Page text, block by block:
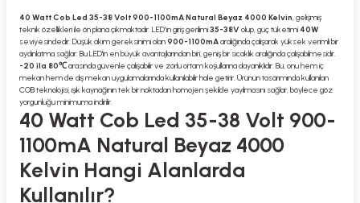
40 Watt Cob Led 35-38 Volt 900-1100mA Natural Beyaz 4000 Kelvin, gelişmiş
teknik özellikleri ile ön plana çıkmaktadır. LED’in giriş gerilimi35-38V olup, güç tüketimi40W
seviyesindedir. Düşük akım gereksinimi olan900-1100mAaralığında çalışarak yüksek verimli bir
aydınlatma sağlar. Bu LED'in en büyük avantajlarından biri, geniş bir sıcaklık aralığında çalışabilmesidir.
-20 ila 80℃arasında güvenle çalışabilir ve zorlu ortam koşullarına dayanıklıdır. Bu, onu hem iç
mekan hem de dış mekan uygulamalarında kullanılabilir hale getirir. Ürünün tasarımında kullanılan
COB teknolojisi, ışık kaynağının tek bir noktadan homojen şekilde yayılmasını sağlar, böylece göz
yorgunluğu minimuma indirilir.
40 Watt Cob Led 35-38 Volt 900-
1100mA Natural Beyaz 4000
Kelvin Hangi Alanlarda
Kullanılır?